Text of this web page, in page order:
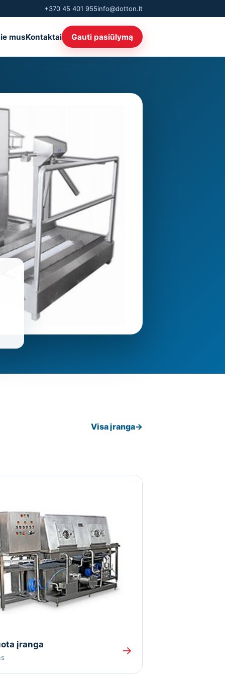
+370 45 401 955info@dotton.lt
musKontaktai Gauti pasiūlymą
Visa įranga→
įranga →